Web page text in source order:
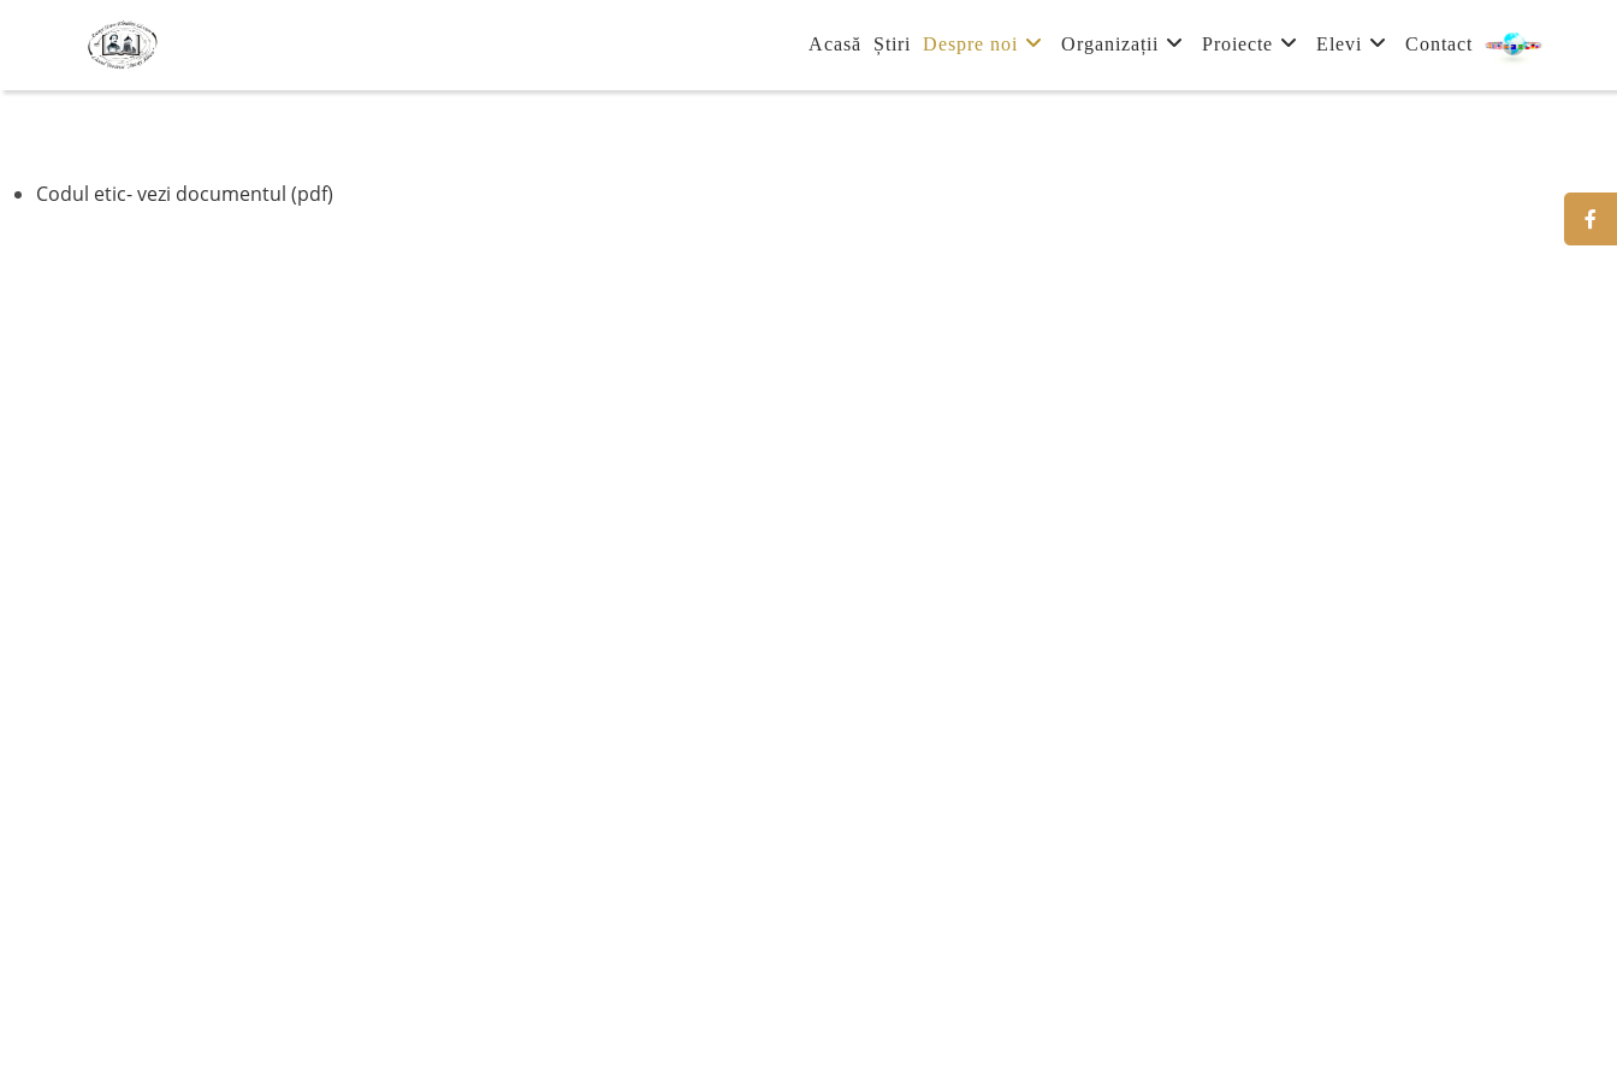
Acasă Știri Despre noi Organizații Proiecte Elevi Contact
Codul etic- vezi documentul (pdf)